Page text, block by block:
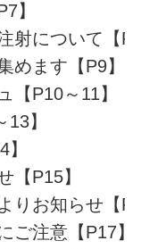
】
射について【
めます【P9】
【P10～11】
】
【P15】
りお知らせ【
ご注意【P17】